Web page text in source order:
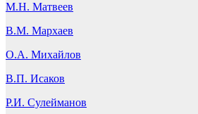
М.Н. Матвеев
В.М. Мархаев
О.А. Михайлов
В.П. Исаков
Р.И. Сулейманов